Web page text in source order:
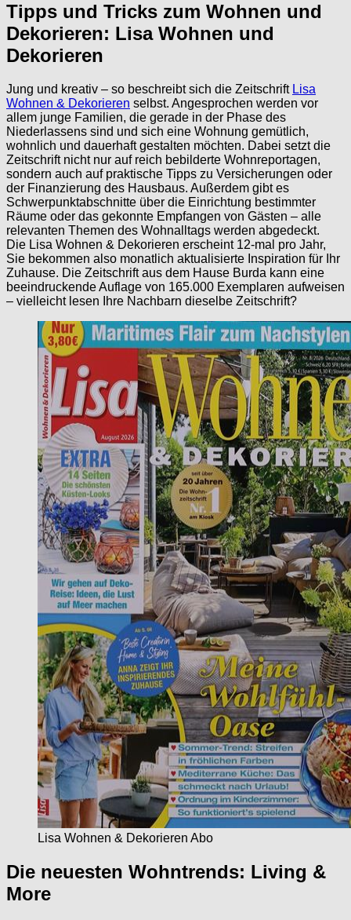
Tipps und Tricks zum Wohnen und
Dekorieren: Lisa Wohnen und
Dekorieren
Jung und kreativ – so beschreibt sich die Zeitschrift Lisa
Wohnen & Dekorieren selbst. Angesprochen werden vor
allem junge Familien, die gerade in der Phase des
Niederlassens sind und sich eine Wohnung gemütlich,
wohnlich und dauerhaft gestalten möchten. Dabei setzt die
Zeitschrift nicht nur auf reich bebilderte Wohnreportagen,
sondern auch auf praktische Tipps zu Versicherungen oder
der Finanzierung des Hausbaus. Außerdem gibt es
Schwerpunktabschnitte über die Einrichtung bestimmter
Räume oder das gekonnte Empfangen von Gästen – alle
relevanten Themen des Wohnalltags werden abgedeckt.
Die Lisa Wohnen & Dekorieren erscheint 12-mal pro Jahr,
Sie bekommen also monatlich aktualisierte Inspiration für Ihr
Zuhause. Die Zeitschrift aus dem Hause Burda kann eine
beeindruckende Auflage von 165.000 Exemplaren aufweisen
– vielleicht lesen Ihre Nachbarn dieselbe Zeitschrift?
Lisa Wohnen & Dekorieren Abo
Die neuesten Wohntrends: Living &
More